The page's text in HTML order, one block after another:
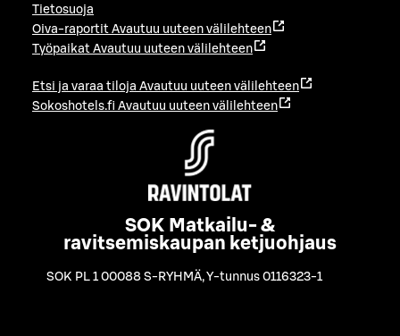
Tietosuoja
Oiva-raportit Avautuu uuteen välilehteen
Työpaikat Avautuu uuteen välilehteen
Etsi ja varaa tiloja Avautuu uuteen välilehteen
Sokoshotels.fi Avautuu uuteen välilehteen
SOK Matkailu- &
ravitsemiskaupan ketjuohjaus
SOK PL 1 00088 S-RYHMÄ,Y-tunnus 0116323-1